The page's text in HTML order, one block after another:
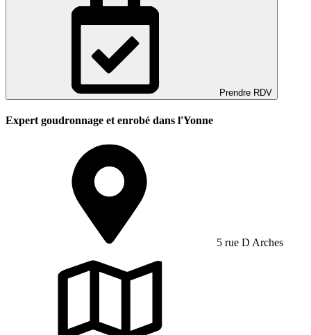
Prendre RDV
Expert goudronnage et enrobé dans l'Yonne
5 rue D Arches